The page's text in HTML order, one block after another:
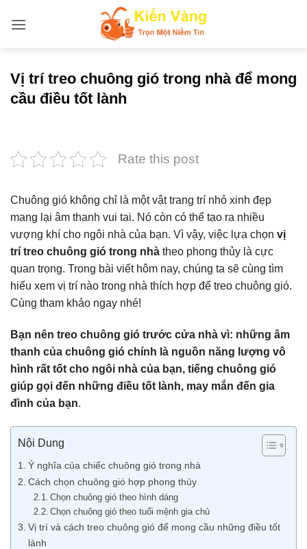
qua
Vị trí treo chuông gió trong nhà để mong
cầu điều tốt lành
Rate this post
Chuông gió không chỉ là một vật trang trí nhỏ xinh đẹp
mang lại âm thanh vui tai. Nó còn có thể tạo ra nhiều
vượng khí cho ngôi nhà của bạn. Vì vậy, việc lựa chọn vị
trí treo chuông gió trong nhà theo phong thủy là cực
quan trọng. Trong bài viết hôm nay, chúng ta sẽ cùng tìm
hiểu xem vị trí nào trong nhà thích hợp để treo chuông gió.
Cùng tham khảo ngay nhé!
Bạn nên treo chuông gió trước cửa nhà vì: những âm
thanh của chuông gió chính là nguồn năng lượng vô
hình rất tốt cho ngôi nhà của bạn, tiếng chuông gió
giúp gọi đến những điều tốt lành, may mắn đến gia
đình của bạn.
Nội Dung
Ý nghĩa của chiếc chuông gió trong nhà
Cách chọn chuông gió hợp phong thủy
Chọn chuông gió theo hình dáng
Chọn chuông gió theo tuổi mệnh gia chủ
Vị trí và cách treo chuông gió để mong cầu những điều tốt
lành